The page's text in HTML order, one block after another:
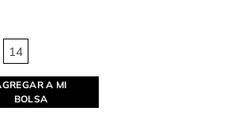
14
A MI
BOLSA